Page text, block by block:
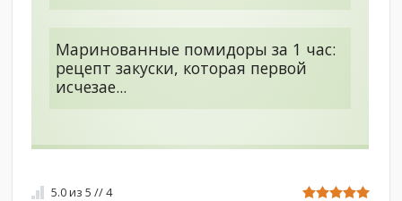
Маринованные помидоры за 1 час:
рецепт закуски, которая первой
исчезае...
5.0из5 //4